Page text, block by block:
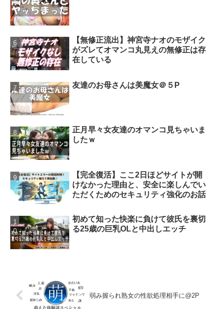
【無修正流出】神宮寺ナオのモザイク
がズレてオマンコ丸見えの無修正は存
在している
友達のお母さんは美魔女＠５P
正月早々女友達のオマンコ見ちゃいま
したｗ
【完全復活】ここ2日ほどサイトが開
けなかった理由と、安全に楽しんでい
ただくためのセキュリティ強化のお話
初めて知った快楽に負けて彼氏を裏切
る25歳の巨乳OLと中出しエッチ
弱み握られ熟女の性欲処理相手に@2P